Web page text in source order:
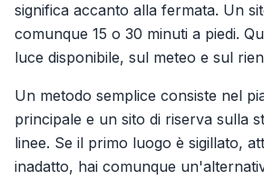
significa accanto alla fermata. Un
comunque 15 o 30 minuti a piedi.
luce disponibile, sul meteo e sul
Un metodo semplice consiste nel
principale e un sito di riserva sulla
linee. Se il primo luogo è sigillato,
inadatto, hai comunque